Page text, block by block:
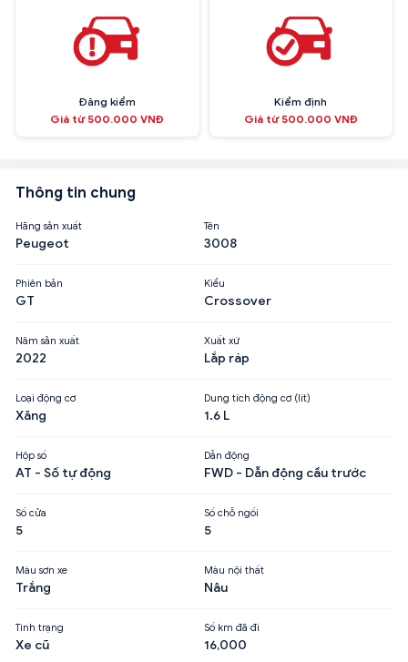
Đăng kiểm
Giá từ 500.000 VNĐ
Kiểm định
Giá từ 500.000 VNĐ
Thông tin chung
Hãng sản xuất
Peugeot
Tên
3008
Phiên bản
GT
Kiểu
Crossover
Năm sản xuất
2022
Xuất xứ
Lắp ráp
Loại động cơ
Xăng
Dung tích động cơ (lít)
1.6 L
Hộp số
AT - Số tự động
Dẫn động
FWD - Dẫn động cầu trước
Số cửa
5
Số chỗ ngồi
5
Màu sơn xe
Trắng
Màu nội thất
Nâu
Tình trạng
Xe cũ
Số km đã đi
16,000